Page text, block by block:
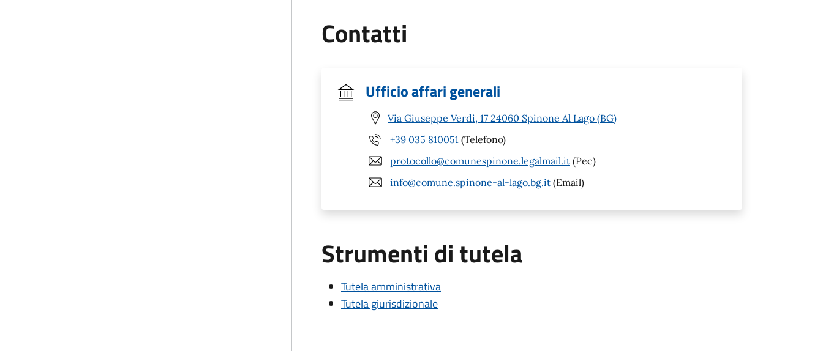
Contatti
Ufficio affari generali
Via Giuseppe Verdi, 17 24060 Spinone Al Lago (BG)
+39 035 810051 (Telefono)
protocollo@comunespinone.legalmail.it (Pec)
info@comune.spinone-al-lago.bg.it (Email)
Strumenti di tutela
Tutela amministrativa
Tutela giurisdizionale